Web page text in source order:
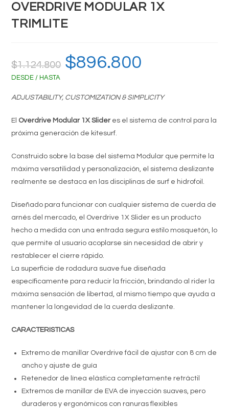
OVERDRIVE MODULAR 1X
TRIMLITE
$1.124.800
El
precio
original
$896.800
DESDE / HASTA
ADJUSTABILITY, CUSTOMIZATION & SIMPLICITY
El Overdrive Modular 1X Slideres el sistema de control para la
próxima generación de kitesurf.
Construido sobre la base del sistema Modular que permite la
máxima versatilidad y personalización, el sistema deslizante
realmente se destaca en las disciplinas de surf e hidrofoil.
Diseñado para funcionar con cualquier sistema de cuerda de
arnés del mercado, el Overdrive 1X Slider es un producto
hecho a medida con una entrada segura estilo mosquetón, lo
que permite al usuario acoplarse sin necesidad de abrir y
restablecer el cierre rápido.
La superficie de rodadura suave fue diseñada
específicamente para reducir la fricción, brindando al rider la
máxima sensación de libertad, al mismo tiempo que ayuda a
mantener la longevidad de la cuerda deslizante.
CARACTERISTICAS
Extremo de manillar Overdrive fácil de ajustar con 8 cm de
ancho y ajuste de guía
Retenedor de línea elástica completamente retráctil
Extremos de manillar de EVA de inyección suaves, pero
duraderos y ergonómicos con ranuras flexibles